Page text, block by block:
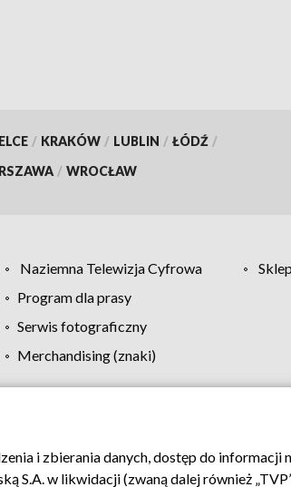
/ KRAKÓW / LUBLIN / ŁÓDŹ /
/ WROCŁAW
Naziemna Telewizja Cyfrowa
Program dla prasy
Serwis fotograficzny
Merchandising (znaki)
Biuro reklamy Kontakt
i zbierania danych, dostęp do informacji
S.A. w likwidacji (zwaną dalej również